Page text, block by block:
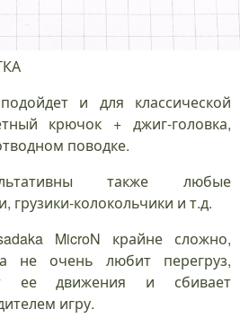
и для классической
крючок + джиг-головка,
поводке.
также любые
грузики-колокольчики и т.д.
MicroN крайне сложно,
не очень любит перегруз,
ее движения и сбивает
игру.